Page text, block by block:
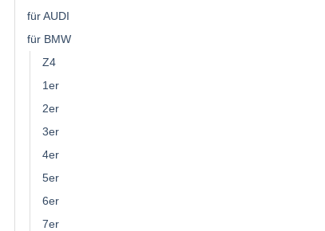
für AUDI
für BMW
Z4
1er
2er
3er
4er
5er
6er
7er